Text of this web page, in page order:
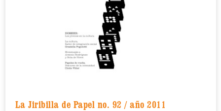
La Jiribilla de Papel no. 92 / año 2011